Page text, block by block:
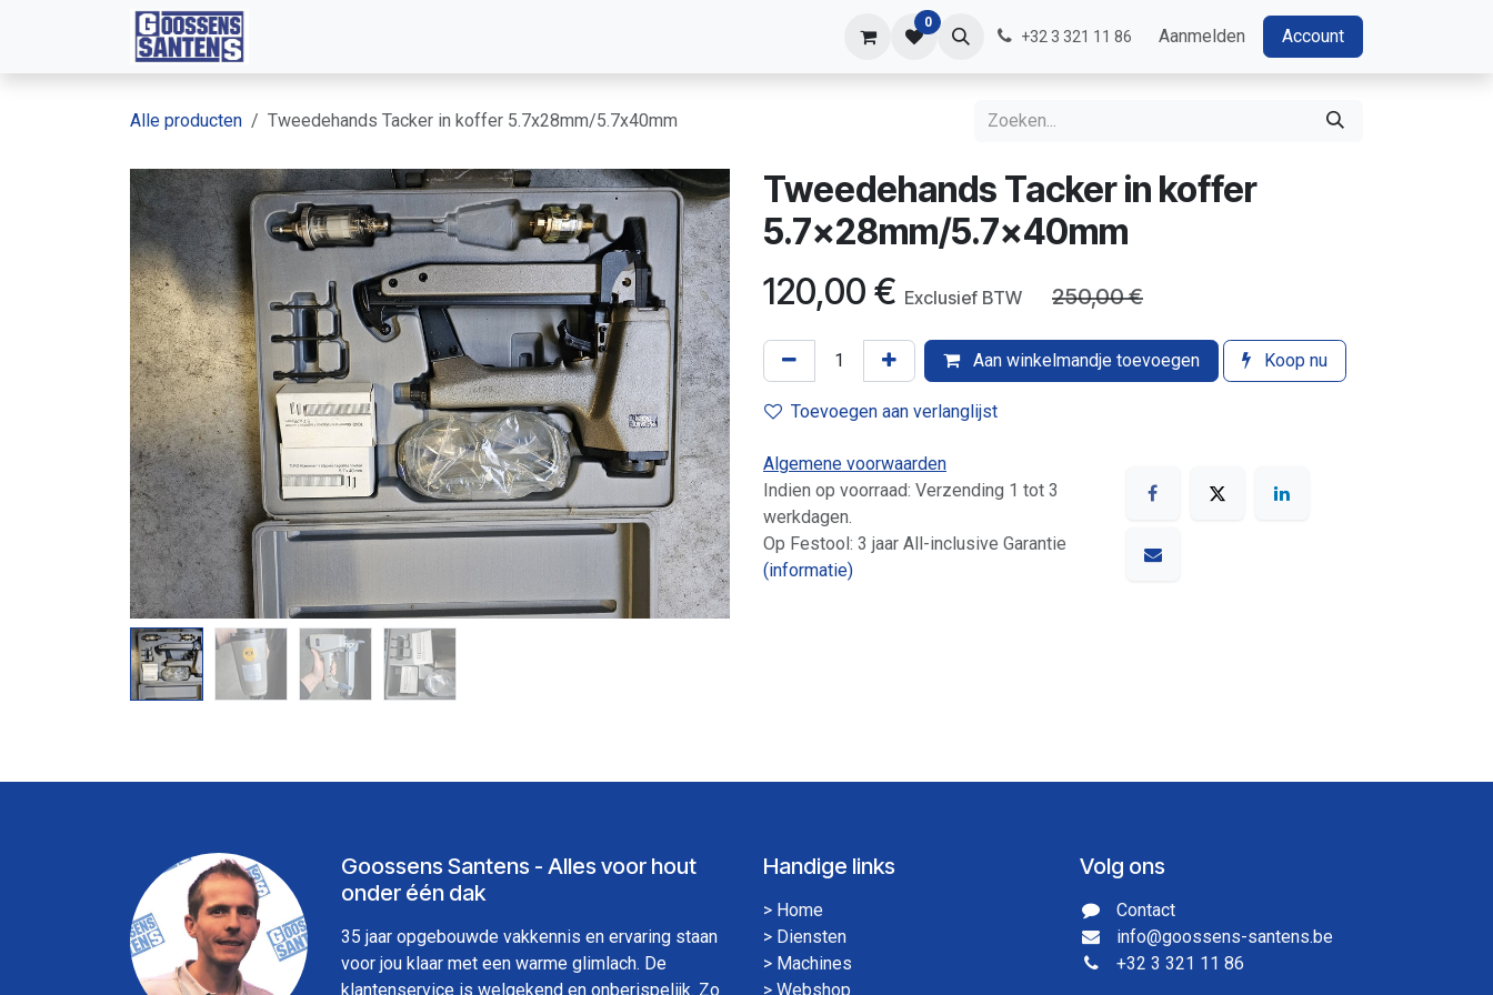
Overslaan naar inhoud
0
+32 3 321 11 86 Aanmelden Account
Alle producten Tweedehands Tacker in koffer 5.7x28mm/5.7x40mm
Tweedehands Tacker in koffer
5.7x28mm/5.7x40mm
120,00 € Exclusief BTW 250,00€
Aan winkelmandje toevoegen Koop nu
Toevoegen aan verlanglijst
Algemene voorwaarden
Indien op voorraad: Verzending 1 tot 3
werkdagen.
Op Festool: 3 jaar All-inclusive Garantie
(informatie)
Goossens Santens - Alles voor hout
onder één dak
35 jaar opgebouwde vakkennis en ervaring staan
voor jou klaar met een warme glimlach. De
klantenservice is welgekend en onberispelijk. Zo
Handige links
> Home
> Diensten
> Machines
> Webshop
Volg ons
Contact
info@goossens-santens.be
+32 3 321 11 86